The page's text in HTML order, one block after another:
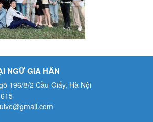
NGỮ GIA HÂN
196/8/2 Cầu Giấy, Hà Nội